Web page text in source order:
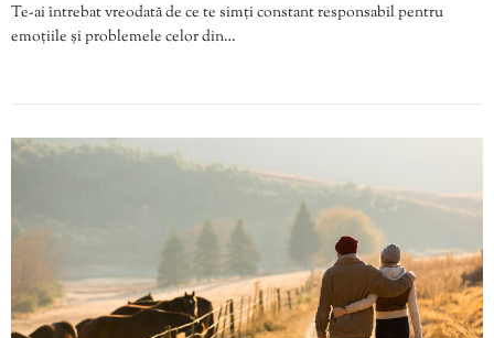
Te-ai întrebat vreodată de ce te simți constant responsabil pentru
emoțiile și problemele celor din…